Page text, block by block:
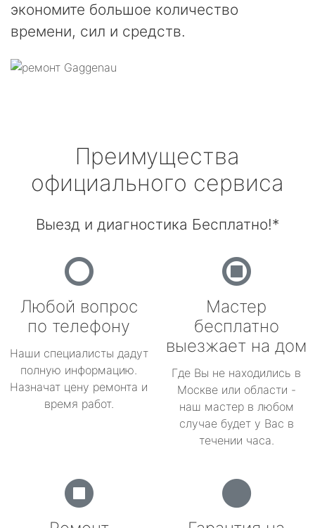
экономите большое количество
времени, сил и средств.
Преимущества
официального сервиса
Выезд и диагностика Бесплатно!*
Любой вопрос
по телефону
Наши специалисты дадут
полную информацию.
Назначат цену ремонта и
время работ.
Мастер
бесплатно
выезжает на дом
Где Вы не находились в
Москве или области -
наш мастер в любом
случае будет у Вас в
течении часа.